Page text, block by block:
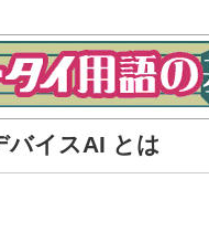
バイスAI とは